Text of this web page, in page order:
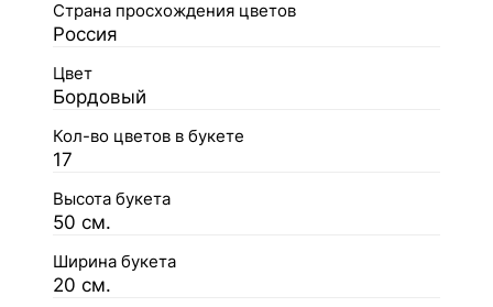
Страна просхождения цветов
Россия
Цвет
Бордовый
Кол-во цветов в букете
17
Высота букета
50 см.
Ширина букета
20 см.